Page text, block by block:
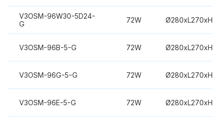
V3OSM-96W30-5D24-
G
72W
V3OSM-96B-5-G 72W
V3OSM-96G-5-G 72W
V3OSM-96E-5-G 72W